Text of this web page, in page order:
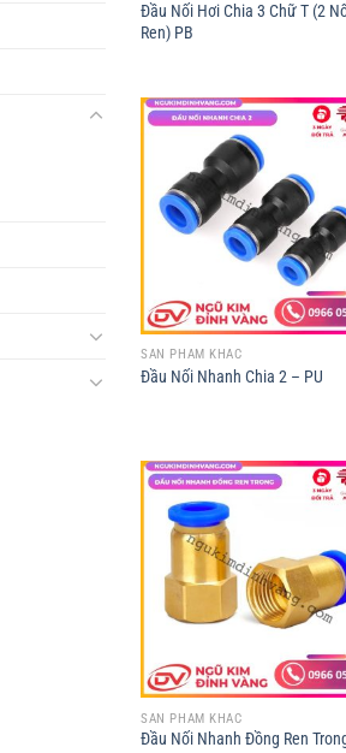
Đầu Nối Hơi Chia 3 Chữ T (2
Ren) PB
SẢN PHẨM KHÁC
Đầu Nối Nhanh Chia 2 – PU
SẢN PHẨM KHÁC
Đầu Nối Nhanh Đồng Ren